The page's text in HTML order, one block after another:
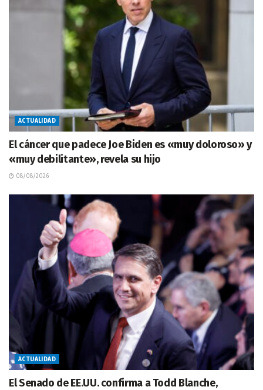
ACTUALIDAD
El cáncer que padece Joe Biden es «muy doloroso» y
«muy debilitante», revela su hijo
08/08/2026
ACTUALIDAD
El Senado de EE.UU. confirma a Todd Blanche,